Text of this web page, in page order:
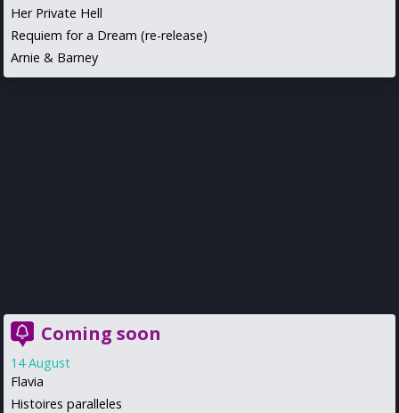
Her Private Hell
Requiem for a Dream (re-release)
Arnie & Barney
Coming soon
14 August
Flavia
Histoires paralleles